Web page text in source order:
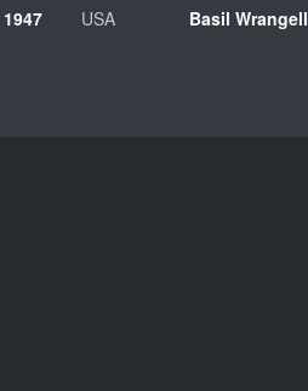
1947 USA Basil Wrangell